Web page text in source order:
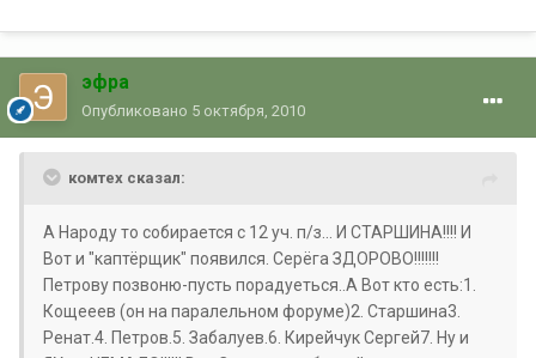
эфра
Опубликовано 5 октября, 2010
комтех сказал:
А Народу то собирается с 12 уч. п/з... И СТАРШИНА!!!! И
Вот и "каптёрщик" появился. Серёга ЗДОРОВО!!!!!!!
Петрову позвоню-пусть порадуеться..А Вот кто есть:1.
Кощееев (он на паралельном форуме)2. Старшина3.
Ренат.4. Петров.5. Забалуев.6. Кирейчук Сергей7. Ну и